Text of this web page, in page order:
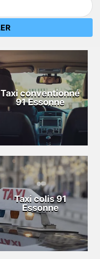
Taxi conventionné
91 Essonne
Taxi colis 91
Essonne